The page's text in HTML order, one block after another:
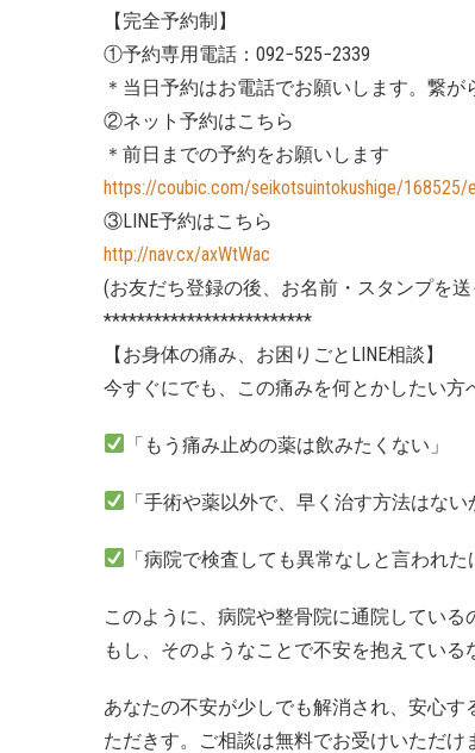
【完全予約制】
①予約専用電話：092−525−2339
＊当日予約はお電話でお願いします。繋が
②ネット予約はこちら
＊前日までの予約をお願いします
https://coubic.com/seikotsuintokushige/168525/
③LINE予約はこちら
http://nav.cx/axWtWac
(お友だち登録の後、お名前・スタンプを
*************************
【お身体の痛み、お困りごとLINE相談】
今すぐにでも、この痛みを何とかしたい方
「もう痛み止めの薬は飲みたくない」
「手術や薬以外で、早く治す方法はない
「病院で検査しても異常なしと言われた
このように、病院や整骨院に通院している
もし、そのようなことで不安を抱えてい
あなたの不安が少しでも解消され、安心
ただきす。ご相談は無料でお受けいただけ